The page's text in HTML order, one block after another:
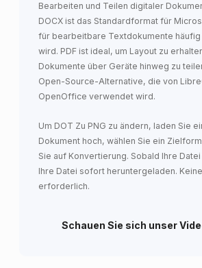
Bearbeiten und Teilen digitaler
DOCX ist das Standardformat für
für bearbeitbare Textdokumente
wird. PDF ist ideal, um Layout zu
Dokumente über Geräte hinweg zu
Open-Source-Alternative, die von
OpenOffice verwendet wird.
Um DOT Zu PNG zu ändern, laden Sie
Dokument hoch, wählen Sie ein
Sie auf Konvertierung. Sobald Ihre
Ihre Datei sofort heruntergeladen.
erforderlich.
Schauen Sie sich unser